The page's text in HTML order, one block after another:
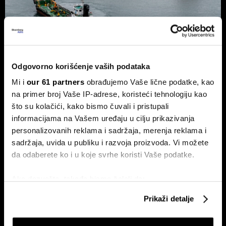
Odgovorno korišćenje vaših podataka
Mi i our 61 partners obrađujemo Vaše lične podatke, kao
na primer broj Vaše IP-adrese, koristeći tehnologiju kao
što su kolačići, kako bismo čuvali i pristupali
informacijama na Vašem uređaju u cilju prikazivanja
personalizovanih reklama i sadržaja, merenja reklama i
sadržaja, uvida u publiku i razvoja proizvoda. Vi možete
da odaberete ko i u koje svrhe koristi Vaše podatke.
Identifikujte svoj uređaj tako što ćete ga aktivno
Prikaži detalje
poruke Iranu
Cene nafte porasle su nakon najvećeg dnevnog pada u
poslednjih nedelju dana, pošto je predsednik SAD Donald
Trump izjavio da je Teheranu ponudio 'poslednju priliku' za
dogovor, očekujući da će Ormuski moreuz uskoro biti
potpuno otvoren za plovidbu.